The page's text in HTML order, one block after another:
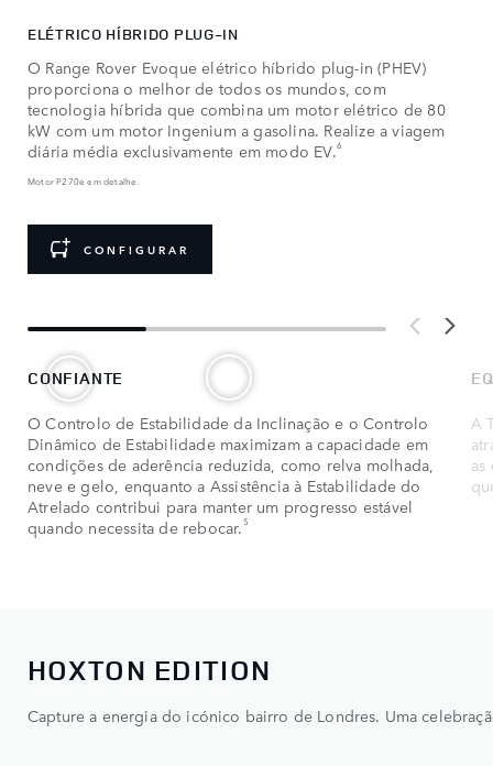
ELÉTRICO HÍBRIDO PLUG-IN
O Range Rover Evoque elétrico híbrido plug-in (PHEV)
proporciona o melhor de todos os mundos, com
tecnologia híbrida que combina um motor elétrico de 80
kW com um motor Ingenium a gasolina. Realize a viagem
diária média exclusivamente em modo EV.6
Motor P270e em detalhe.
CONFIGURAR
CONFIANTE
O Controlo de Estabilidade da Inclinação e o Controlo
Dinâmico de Estabilidade maximizam a capacidade em
condições de aderência reduzida, como relva molhada,
neve e gelo, enquanto a Assistência à Estabilidade do
Atrelado contribui para manter um progresso estável
quando necessita de rebocar.5
A
as
HOXTON EDITION
Capture a energia do icónico bairro de Londres. Uma